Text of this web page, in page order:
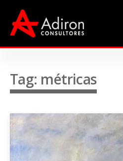
Livros de
Contato
Tag: métricas